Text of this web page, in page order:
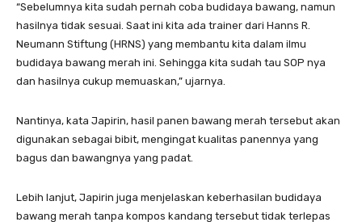
“Sebelumnya kita sudah pernah coba budidaya bawang, namun
hasilnya tidak sesuai. Saat ini kita ada trainer dari Hanns R.
Neumann Stiftung (HRNS) yang membantu kita dalam ilmu
budidaya bawang merah ini. Sehingga kita sudah tau SOP nya
dan hasilnya cukup memuaskan,” ujarnya.
Nantinya, kata Japirin, hasil panen bawang merah tersebut akan
digunakan sebagai bibit, mengingat kualitas panennya yang
bagus dan bawangnya yang padat.
Lebih lanjut, Japirin juga menjelaskan keberhasilan budidaya
bawang merah tanpa kompos kandang tersebut tidak terlepas